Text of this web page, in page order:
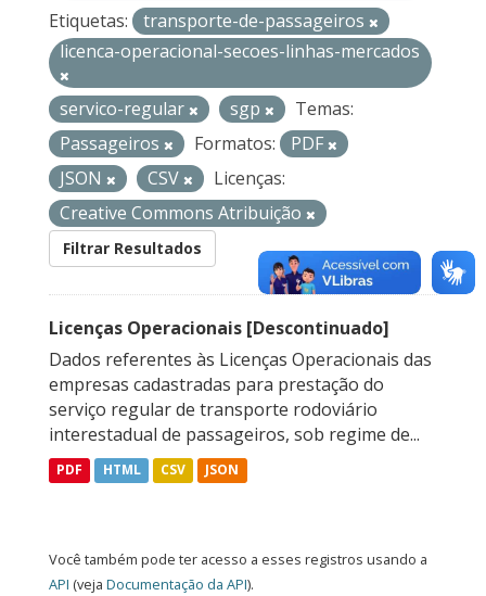
Etiquetas:
transporte-de-passageiros
licenca-operacional-secoes-linhas-mercados
servico-regular sgp
Temas:
Passageiros
Formatos:
PDF
JSON
CSV
Licenças:
Creative Commons Atribuição
Filtrar Resultados
Licenças Operacionais [Descontinuado]
Dados referentes às Licenças Operacionais das
empresas cadastradas para prestação do
serviço regular de transporte rodoviário
interestadual de passageiros, sob regime de...
PDF HTML CSV JSON
Você também pode ter acesso a esses registros usando a
API (veja Documentação da API).